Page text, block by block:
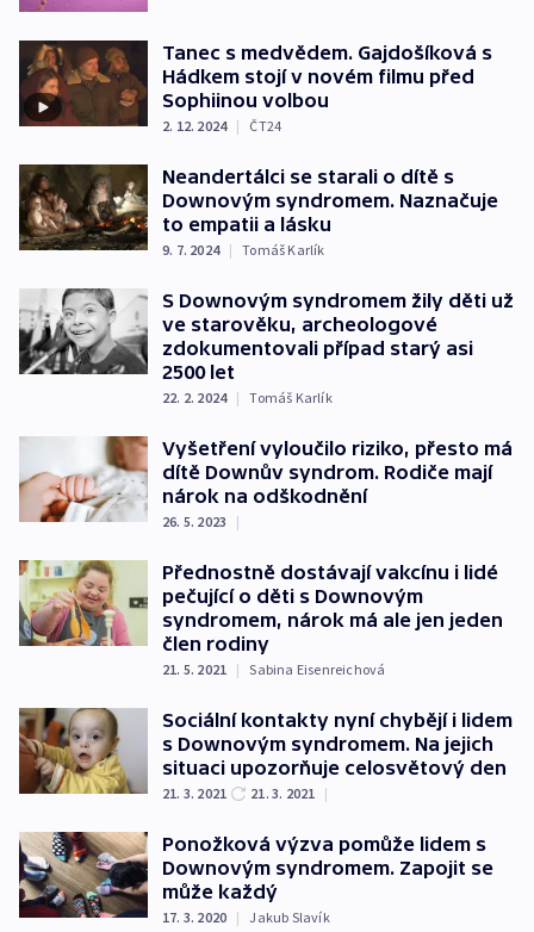
Tanec s medvědem. Gajdošíková s
Hádkem stojí v novém filmu před
Sophiinou volbou
2. 12. 2024 | ČT24
Neandertálci se starali o dítě s
Downovým syndromem. Naznačuje
to empatii a lásku
9. 7. 2024 | Tomáš Karlík
S Downovým syndromem žily děti už
ve starověku, archeologové
zdokumentovali případ starý asi
2500 let
22. 2. 2024 | Tomáš Karlík
Vyšetření vyloučilo riziko, přesto má
dítě Downův syndrom. Rodiče mají
nárok na odškodnění
26. 5. 2023 |
Přednostně dostávají vakcínu i lidé
pečující o děti s Downovým
syndromem, nárok má ale jen jeden
člen rodiny
21. 5. 2021 | Sabina Eisenreichová
Sociální kontakty nyní chybějí i lidem
s Downovým syndromem. Na jejich
situaci upozorňuje celosvětový den
21. 3. 2021 21. 3. 2021 |
Ponožková výzva pomůže lidem s
Downovým syndromem. Zapojit se
může každý
17. 3. 2020 | Jakub Slavík